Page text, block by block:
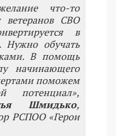
что-то
СВО
в
Нужно обучать
В помощь
начинающего
поможем
потенциал»,
Шмидько,
РСПОО «Герои